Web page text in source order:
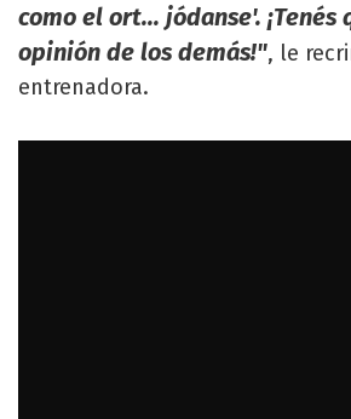
como el ort... jódanse'. ¡Tenés
opinión de los demás!", le
entrenadora.